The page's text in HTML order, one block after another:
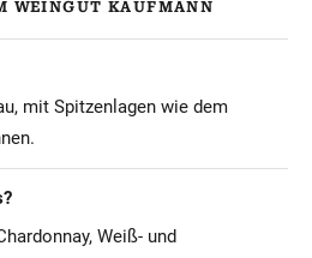
WEINGUT KAUFMANN
mit Spitzenlagen wie dem
Weiß- und